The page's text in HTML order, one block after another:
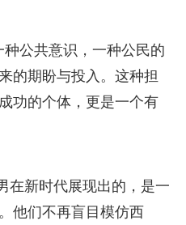
种公共意识，一种公民的
的期盼与投入。这种担
功的个体，更是一个有
在新时代展现出的，是一
他们不再盲目模仿西